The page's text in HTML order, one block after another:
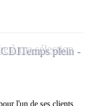
l'un de ses clients
CDITemps plein
à ma sélection